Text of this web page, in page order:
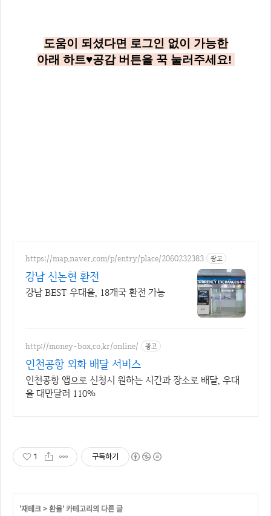
도움이 되셨다면 로그인 없이 가능한
아래 하트♥공감 버튼을 꾹 눌러주세요!
https://map.naver.com/p/entry/place/2060232383 광고
강남 신논현 환전
강남 BEST 우대율, 18개국 환전 가능
http://money-box.co.kr/online/ 광고
인천공항 외화 배달 서비스
인천공항 앱으로 신청시 원하는 시간과 장소로 배달, 우대
율 대만달러 110%
1 구독하기
'재테크>환율' 카테고리의 다른 글